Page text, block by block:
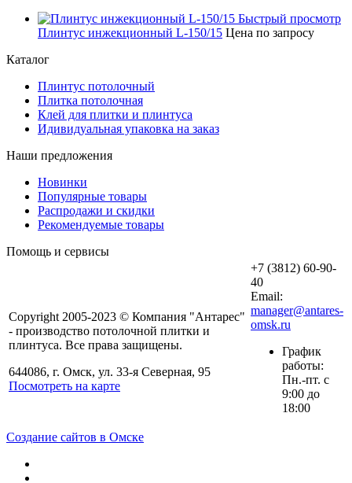
Быстрый просмотр
Плинтус инжекционный L-150/15 Цена по запросу
Каталог
Плинтус потолочный
Плитка потолочная
Клей для плитки и плинтуса
Идивидуальная упаковка на заказ
Наши предложения
Новинки
Популярные товары
Распродажи и скидки
Рекомендуемые товары
Помощь и сервисы
Copyright 2005-2023 © Компания "Антарес"
- производство потолочной плитки и
плинтуса. Все права защищены.
644086, г. Омск, ул. 33-я Северная, 95
Посмотреть на карте
+7 (3812) 60-90-
40
Email:
manager@antares-
omsk.ru
График
работы:
Пн.-пт. с
9:00 до
18:00
Создание сайтов в Омске